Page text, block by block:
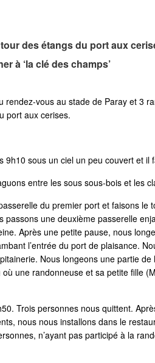
des étangs du port aux
à ‘la clé des champs’
rendez-vous au stade de Paray et 3
port aux cerises.
sous un ciel un peu couvert et il
entre les sous sous-bois et les
du premier port et faisons le
une deuxième passerelle
Après une petite pause, nous
l’entrée du port de plaisance.
Nous longeons une partie de
où une randonneuse et sa petite fille
Trois personnes nous quittent.
nous nous installons dans le
n’ayant pas participé à la